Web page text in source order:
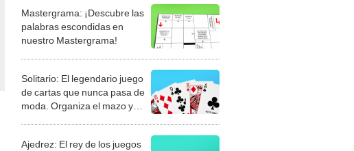
Mastergrama: ¡Descubre las
palabras escondidas en
nuestro Mastergrama!
Solitario: El legendario juego
de cartas que nunca pasa de
moda. Organiza el mazo y
Ajedrez: El rey de los juegos